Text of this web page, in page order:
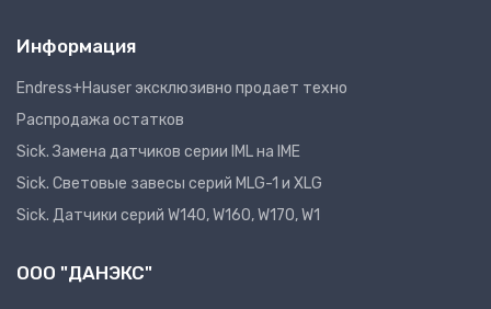
Информация
Endress+Hauser эксклюзивно продает техно
Распродажа остатков
Sick. Замена датчиков серии IML на IME
Sick. Световые завесы серий MLG-1 и XLG
Sick. Датчики серий W140, W160, W170, W1
ООО "ДАНЭКС"